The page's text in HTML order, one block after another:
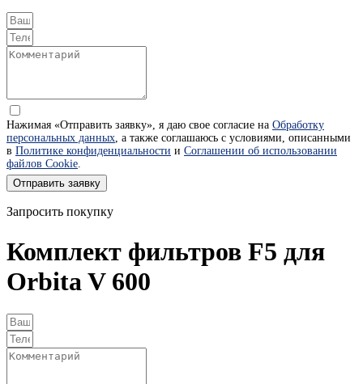
Нажимая «Отправить заявку», я даю свое согласие на Обработку
персональных данных, а также соглашаюсь с условиями, описанными
в Политике конфиденциальности и Соглашении об использовании
файлов Cookie.
Отправить заявку
Запросить покупку
Комплект фильтров F5 для
Orbita V 600